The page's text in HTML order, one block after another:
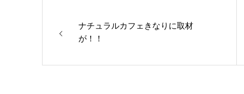
ナチュラルカフェきなりに取材
が！！